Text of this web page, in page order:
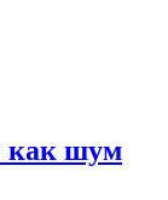
как шум